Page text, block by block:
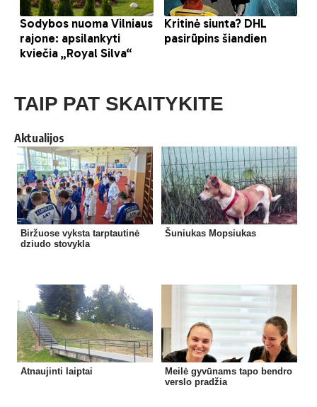
TAIP PAT SKAITYKITE
Aktualijos
Biržuose vyksta tarptautinė
dziudo stovykla
Šuniukas Mopsiukas
Atnaujinti laiptai
Meilė gyvūnams tapo bendro
verslo pradžia